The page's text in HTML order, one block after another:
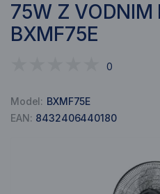
75W Z VODNIM
BXMF75E
0
Model: BXMF75E
EAN: 8432406440180